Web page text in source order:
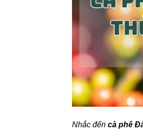
Nhắc đến cà phê